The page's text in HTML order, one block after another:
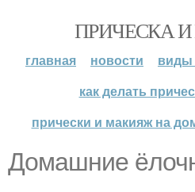
ПРИЧЕСКА
главная новости
виды
как делать
прически и макияж на
Домашние